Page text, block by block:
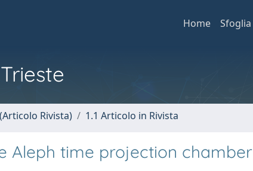
Home Sfoglia
Rivista) 1.1 Articolo in Rivista
Aleph time projection chamber